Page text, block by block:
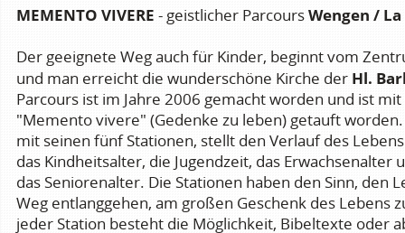
MEMENTO VIVERE - geistlicher ParcoursWengen / La
Der geeignete Weg auch für Kinder, beginnt vom
und man erreicht die wunderschöne Kirche der Hl.
Parcours ist im Jahre 2006 gemacht worden und ist
"Memento vivere" (Gedenke zu leben) getauft
mit seinen fünf Stationen, stellt den Verlauf des
das Kindheitsalter, die Jugendzeit, das Erwachsenalter
das Seniorenalter. Die Stationen haben den Sinn, den
Weg entlanggehen, am großen Geschenk des Lebens
jeder Station besteht die Möglichkeit, Bibeltexte oder